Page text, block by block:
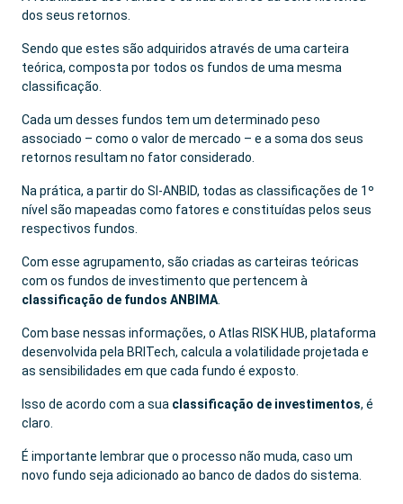
dos seus retornos.
Sendo que estes são adquiridos através de uma carteira
teórica, composta por todos os fundos de uma mesma
classificação.
Cada um desses fundos tem um determinado peso
associado – como o valor de mercado – e a soma dos seus
retornos resultam no fator considerado.
Na prática, a partir do SI-ANBID, todas as classificações de 1º
nível são mapeadas como fatores e constituídas pelos seus
respectivos fundos.
Com esse agrupamento, são criadas as carteiras teóricas
com os fundos de investimento que pertencem à
classificação de fundos ANBIMA
Com base nessas informações, o Atlas RISK HUB, plataforma
desenvolvida pela BRITech, calcula a volatilidade projetada e
as sensibilidades em que cada fundo é exposto.
Isso de acordo com a sua classificação de investimentos, é
claro.
É importante lembrar que o processo não muda, caso um
novo fundo seja adicionado ao banco de dados do sistema.